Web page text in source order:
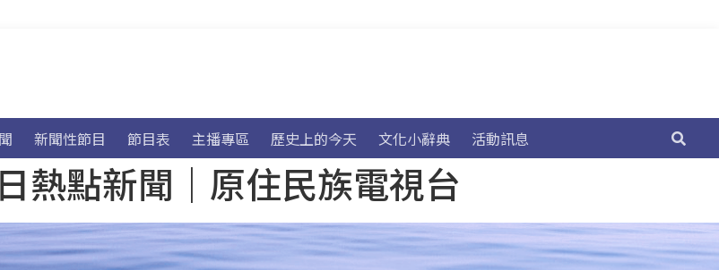
新聞性節目 節目表 主播專區 歷史上的今天 文化小辭典 活動訊息
熱點新聞｜原住民族電視台